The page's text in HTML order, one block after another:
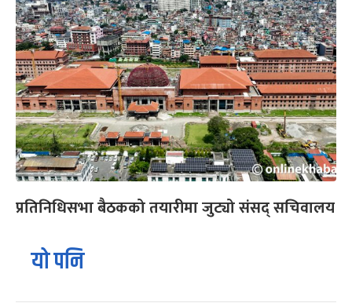
प्रतिनिधिसभा बैठकको तयारीमा जुट्यो संसद् सचिवालय
यो पनि